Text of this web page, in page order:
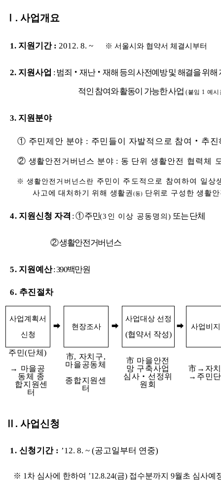
Ⅰ. 사업개요
1. 지원기간 : 2012. 8. ~ ※ 서울시와 협약서 체결시부터
2. 지원사업 : 범죄‧재난‧재해 등의 사전예방 및 해결을 위
적인 참여와 활동이 가능한 사업 (붙임 1 예시
3. 지원분야
① 주민제안 분야 : 주민들이 자발적으로 참여‧추진
② 생활안전거버넌스 분야 : 동 단위 생활안전 협력체
※ 생활안전거버넌스란 주민이 주도적으로 참여하여 일
사고에 대처하기 위해 생활권 (동)단위로 구성한 생활
4. 지원신청 자격 : ① 주민(3인 이상 공동명의) 또는 단체
② 생활안전거버넌스
5. 지원예산: 390백만원
6. 추진절차
사업계획서
신청
➡ 현장조사 ➡
사업대상 선정
(협약서 작성)
➡ 사업비
주민(단체)
→ 마을공
동체 종
합지원센
터
市, 자치구,
마을공동체
종합지원센
터
市 마을안전
망 구축사업
심사‧선정위
원회
市→자
→주민
Ⅱ. 사업신청
1. 신청기간 : ’12. 8. ~ (공고일부터 연중)
※ 1차 심사에 한하여 ’12.8.24(금) 접수분까지 9월초 심사예